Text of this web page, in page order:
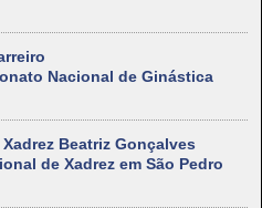
Nacional de Ginástica
Beatriz Gonçalves
de Xadrez em São Pedro